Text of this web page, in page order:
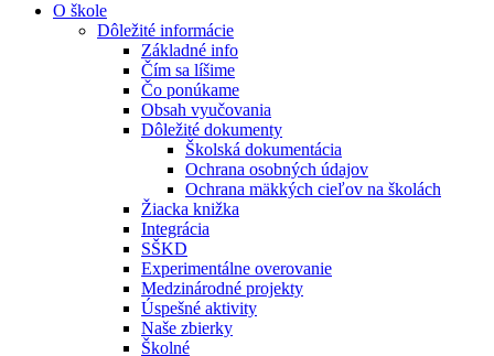
O škole
Dôležité informácie
Základné info
Čím sa líšime
Čo ponúkame
Obsah vyučovania
Dôležité dokumenty
Školská dokumentácia
Ochrana osobných údajov
Ochrana mäkkých cieľov na školách
Žiacka knižka
Integrácia
SŠKD
Experimentálne overovanie
Medzinárodné projekty
Úspešné aktivity
Naše zbierky
Školné